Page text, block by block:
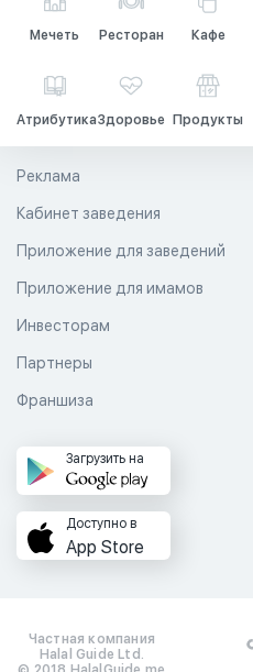
Мечеть Ресторан Кафе
АтрибутикаЗдоровье Продукты
Реклама
Кабинет заведения
Приложение для заведений
Приложение для имамов
Инвесторам
Партнеры
Франшиза
Загрузить на
Доступно в
App Store
Частная компания
Halal Guide Ltd.